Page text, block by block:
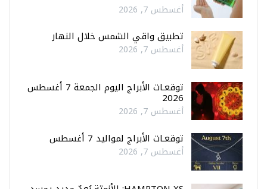
أغسطس 7, 2026
تطبيق واقي الشمس خلال النهار
أغسطس 7, 2026
توقعـات الأبراج اليوم الجمعة 7 أغسطس
2026
أغسطس 7, 2026
توقعـات الأبراج لمواليد 7 أغسطس
أغسطس 7, 2026